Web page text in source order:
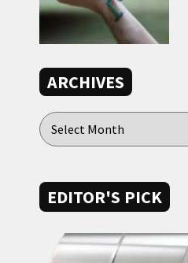
ARCHIVES
EDITOR'S PICK